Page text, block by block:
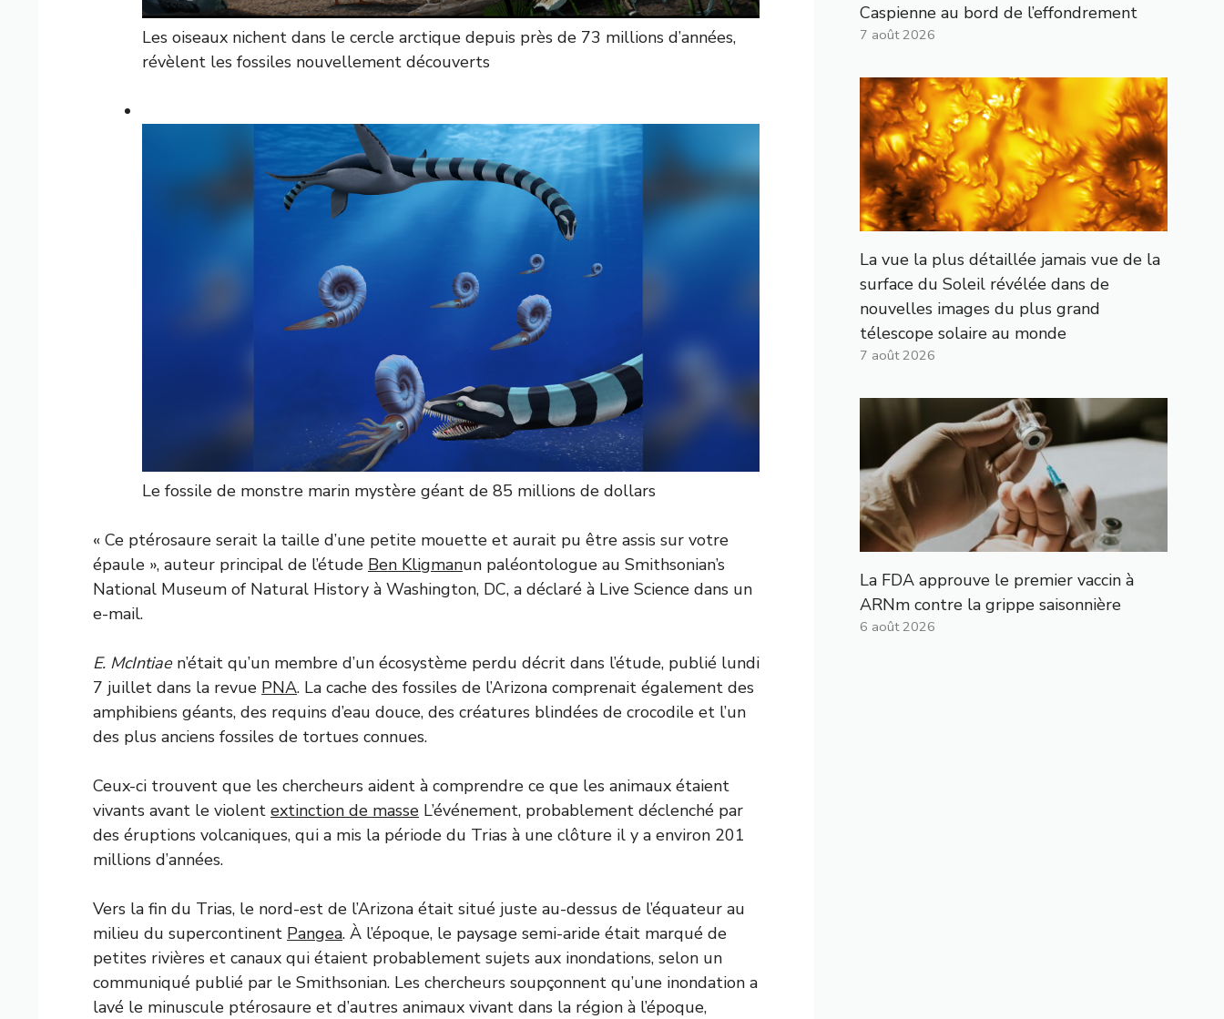
Les oiseaux nichent dans le cercle arctique depuis près de 73 millions d’années,
révèlent les fossiles nouvellement découverts
Le fossile de monstre marin mystère géant de 85 millions de dollars
« Ce ptérosaure serait la taille d’une petite mouette et aurait pu être assis sur votre
épaule », auteur principal de l’étude Ben Kligmanun paléontologue au Smithsonian’s
National Museum of Natural History à Washington, DC, a déclaré à Live Science dans un
e-mail.
E. McIntiaen’était qu’un membre d’un écosystème perdu décrit dans l’étude, publié lundi
7 juillet dans la revue PNA. La cache des fossiles de l’Arizona comprenait également des
amphibiens géants, des requins d’eau douce, des créatures blindées de crocodile et l’un
des plus anciens fossiles de tortues connues.
Ceux-ci trouvent que les chercheurs aident à comprendre ce que les animaux étaient
vivants avant le violent extinction de masse L’événement, probablement déclenché par
des éruptions volcaniques, qui a mis la période du Trias à une clôture il y a environ 201
millions d’années.
Vers la fin du Trias, le nord-est de l’Arizona était situé juste au-dessus de l’équateur au
milieu du supercontinent Pangea. À l’époque, le paysage semi-aride était marqué de
petites rivières et canaux qui étaient probablement sujets aux inondations, selon un
communiqué publié par le Smithsonian. Les chercheurs soupçonnent qu’une inondation a
lavé le minuscule ptérosaure et d’autres animaux vivant dans la région à l’époque,
Caspienne au bord de l’effondrement
7 août 2026
La vue la plus détaillée jamais vue de la
surface du Soleil révélée dans de
nouvelles images du plus grand
télescope solaire au monde
7 août 2026
La FDA approuve le premier vaccin à
ARNm contre la grippe saisonnière
6 août 2026